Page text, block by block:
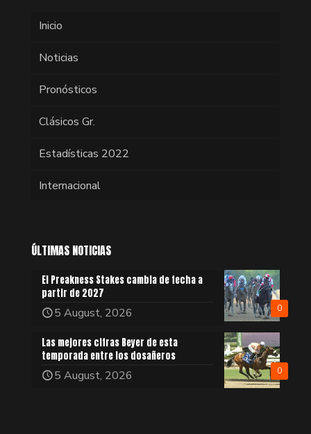
Inicio
Noticias
Pronósticos
Clásicos Gr.
Estadísticas 2022
Internacional
ÚLTIMAS NOTICIAS
0
El Preakness Stakes cambia de fecha a
partir de 2027
5 August, 2026
0
Las mejores cifras Beyer de esta
temporada entre los dosañeros
5 August, 2026